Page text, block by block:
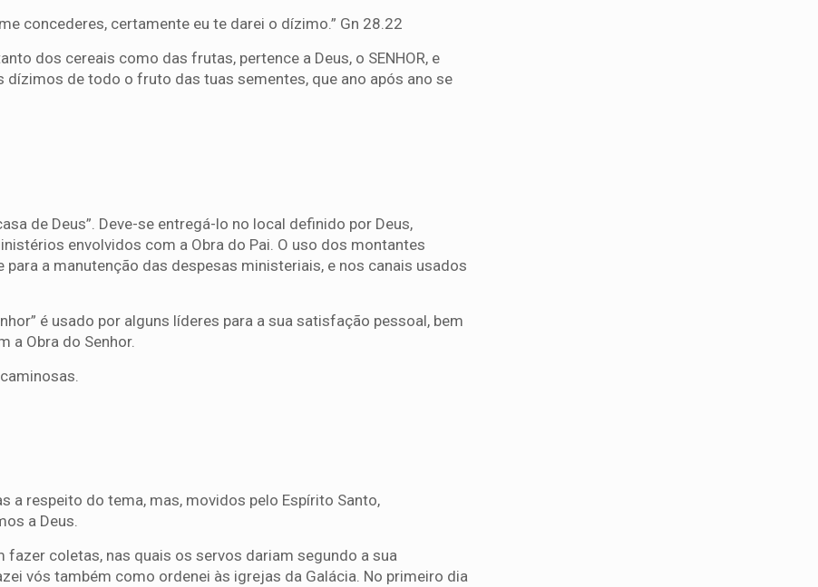
concederes, certamente eu te darei o dízimo.” Gn 28.22
dos cereais como das frutas, pertence a Deus, o SENHOR, e
dízimos de todo o fruto das tuas sementes, que ano após ano se
de Deus”. Deve-se entregá-lo no local definido por Deus,
envolvidos com a Obra do Pai. O uso dos montantes
a manutenção das despesas ministeriais, e nos canais usados
é usado por alguns líderes para a sua satisfação pessoal, bem
a Obra do Senhor.
a respeito do tema, mas, movidos pelo Espírito Santo,
a Deus.
coletas, nas quais os servos dariam segundo a sua
vós também como ordenei às igrejas da Galácia. No primeiro dia